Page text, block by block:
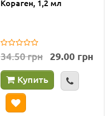
Кораген, 1,2 мл
34.50 грн 29.00 грн
Купить